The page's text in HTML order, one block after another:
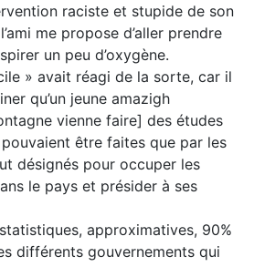
raciste et stupide de son
me propose d’aller prendre
un peu d’oxygène.
» avait réagi de la sorte, car il
qu’un jeune amazigh
vienne faire] des études
être faites que par les
désignés pour occuper les
le pays et présider à ses
approximatives, 90%
différents gouvernements qui